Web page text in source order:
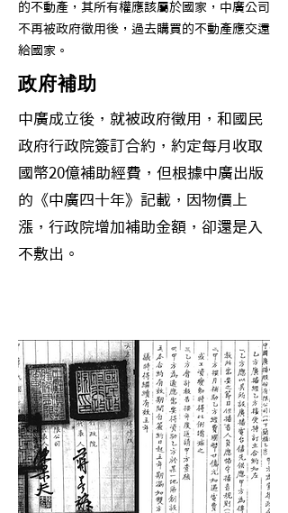
的不動產，其所有權應該屬於國家，中廣公司
不再被政府徵用後，過去購買的不動產應交還
給國家。
政府補助
中廣成立後，就被政府徵用，和國民
政府行政院簽訂合約，約定每月收取
國幣20億補助經費，但根據中廣出版
的《中廣四十年》記載，因物價上
漲，行政院增加補助金額，卻還是入
不敷出。